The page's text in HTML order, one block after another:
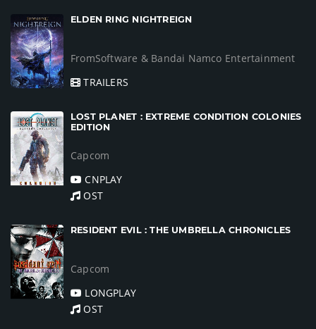
ELDEN RING NIGHTREIGN
FromSoftware & Bandai Namco Entertainment
TRAILERS
LOST PLANET : EXTREME CONDITION COLONIES
EDITION
Capcom
CNPLAY
OST
RESIDENT EVIL : THE UMBRELLA CHRONICLES
Capcom
LONGPLAY
OST